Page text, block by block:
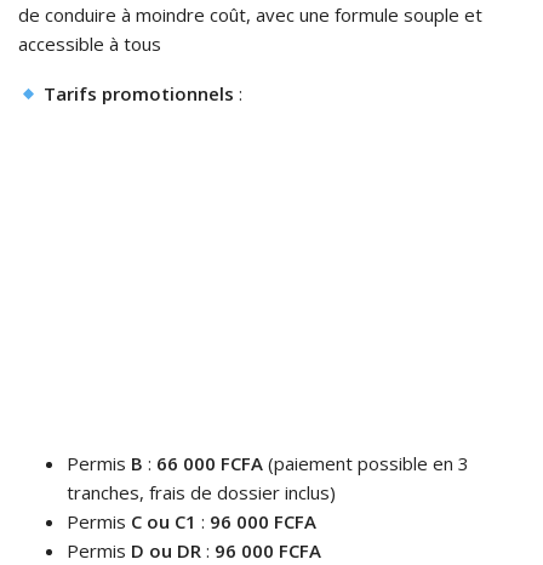
de conduire à moindre coût, avec une formule souple et
accessible à tous
Tarifs promotionnels :
Permis B : 66 000 FCFA (paiement possible en 3
tranches, frais de dossier inclus)
Permis C ou C1 : 96 000 FCFA
Permis D ou DR : 96 000 FCFA